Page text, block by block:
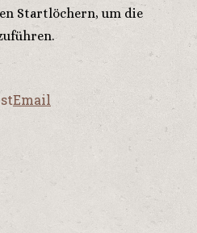
Startlöchern, um die
Email